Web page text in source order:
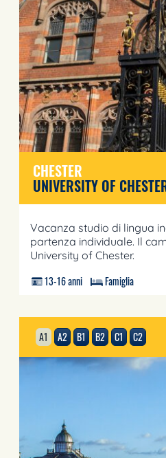
CHESTER
UNIVERSITY OF
13-16 anni Famiglia
Vacanza studio di lingua
partenza individuale. Il
University of Chester.
A1 A2 B1 B2 C1 C2